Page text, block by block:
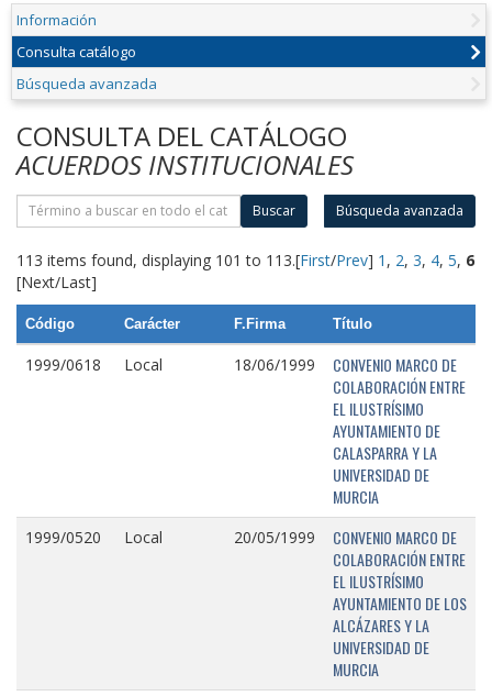
Información
Consulta catálogo
Búsqueda avanzada
CONSULTA DEL CATÁLOGO
ACUERDOS INSTITUCIONALES
Buscar Búsqueda avanzada
113 items found, displaying 101 to 113.[First/Prev] 1 , 2, 3, 4, 5, 6
[Next/Last]
Código Carácter F.Firma Título
1999/0618 Local 18/06/1999
CONVENIO MARCO DE
COLABORACIÓN ENTRE
EL ILUSTRÍSIMO
AYUNTAMIENTO DE
CALASPARRA Y LA
UNIVERSIDAD DE
MURCIA
1999/0520 Local 20/05/1999
CONVENIO MARCO DE
COLABORACIÓN ENTRE
EL ILUSTRÍSIMO
AYUNTAMIENTO DE LOS
ALCÁZARES Y LA
UNIVERSIDAD DE
MURCIA